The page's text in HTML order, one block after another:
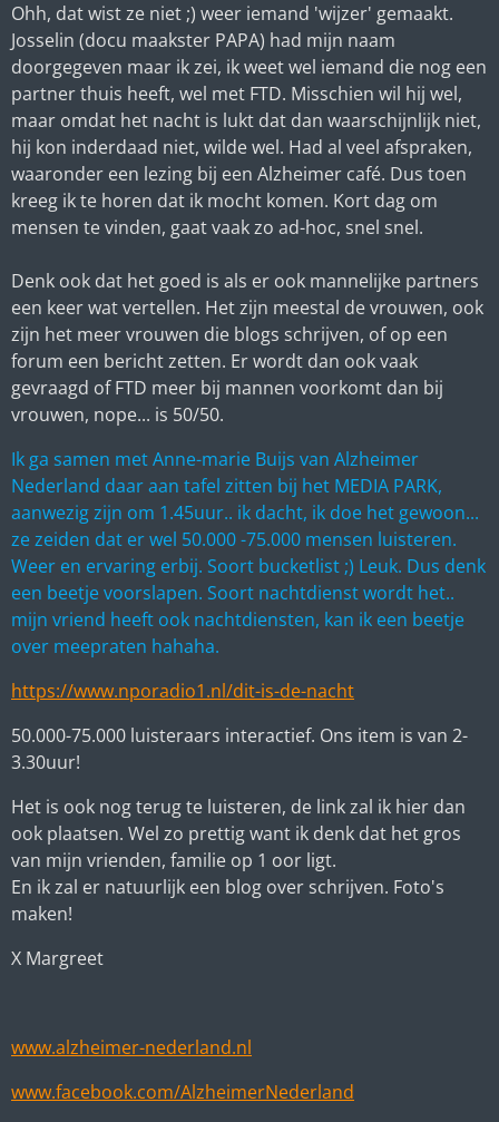
Ohh, dat wist ze niet ;) weer iemand 'wijzer' gemaakt.
Josselin (docu maakster PAPA) had mijn naam
doorgegeven maar ik zei, ik weet wel iemand die nog een
partner thuis heeft, wel met FTD. Misschien wil hij wel,
maar omdat het nacht is lukt dat dan waarschijnlijk niet,
hij kon inderdaad niet, wilde wel. Had al veel afspraken,
waaronder een lezing bij een Alzheimer café. Dus toen
kreeg ik te horen dat ik mocht komen. Kort dag om
mensen te vinden, gaat vaak zo ad-hoc, snel snel.
Denk ook dat het goed is als er ook mannelijke partners
een keer wat vertellen. Het zijn meestal de vrouwen, ook
zijn het meer vrouwen die blogs schrijven, of op een
forum een bericht zetten. Er wordt dan ook vaak
gevraagd of FTD meer bij mannen voorkomt dan bij
vrouwen, nope... is 50/50.
Ik ga samen met Anne-marie Buijs van Alzheimer
Nederland daar aan tafel zitten bij het MEDIA PARK,
aanwezig zijn om 1.45uur.. ik dacht, ik doe het gewoon...
ze zeiden dat er wel 50.000 -75.000 mensen luisteren.
Weer en ervaring erbij. Soort bucketlist ;) Leuk. Dus denk
een beetje voorslapen. Soort nachtdienst wordt het..
mijn vriend heeft ook nachtdiensten, kan ik een beetje
over meepraten hahaha.
https://www.nporadio1.nl/dit-is-de-nacht
50.000-75.000 luisteraars interactief. Ons item is van 2-
3.30uur!
Het is ook nog terug te luisteren, de link zal ik hier dan
ook plaatsen. Wel zo prettig want ik denk dat het gros
van mijn vrienden, familie op 1 oor ligt.
En ik zal er natuurlijk een blog over schrijven. Foto's
maken!
X Margreet
www.alzheimer-nederland.nl
www.facebook.com/AlzheimerNederland